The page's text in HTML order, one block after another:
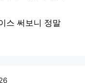
스 써보니 정말